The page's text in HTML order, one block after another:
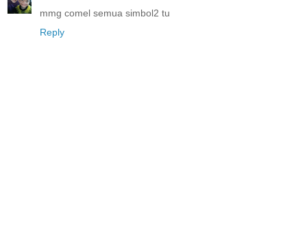
mmg comel semua simbol2 tu
Reply